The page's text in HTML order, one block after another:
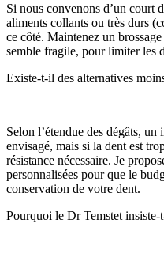
Si nous convenons d’un court
aliments collants ou très durs
ce côté. Maintenez un
semble fragile, pour limiter les
Existe-t-il des alternatives
Selon l’étendue des dégâts,
envisagé, mais si la dent est
résistance nécessaire. Je
personnalisées pour que le
conservation de votre dent.
Pourquoi le Dr Temstet